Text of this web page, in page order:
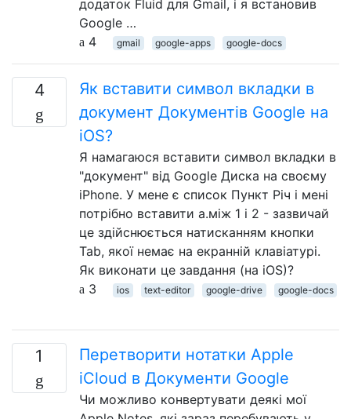
додаток Fluid для Gmail, і я встановив
Google …
4
gmail google-apps google-docs
4
Як вставити символ вкладки в
документ Документів Google на
iOS?
Я намагаюся вставити символ вкладки в
"документ" від Google Диска на своєму
iPhone. У мене є список Пункт Річ і мені
потрібно вставити a.між 1 і 2 - зазвичай
це здійснюється натисканням кнопки
Tab, якої немає на екранній клавіатурі.
Як виконати це завдання (на iOS)?
3
ios text-editor google-drive google-docs
1
Перетворити нотатки Apple
iCloud в Документи Google
Чи можливо конвертувати деякі мої